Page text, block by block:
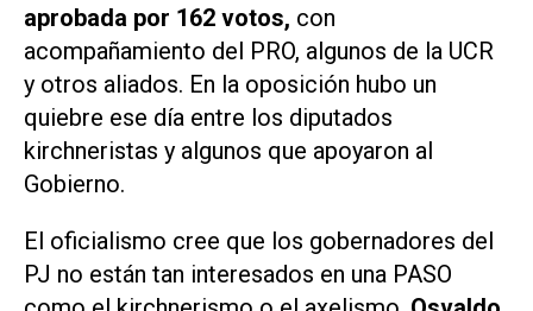
aprobada por 162 votos, con
acompañamiento del PRO, algunos de la UCR
y otros aliados. En la oposición hubo un
quiebre ese día entre los diputados
kirchneristas y algunos que apoyaron al
Gobierno.
El oficialismo cree que los gobernadores del
PJ no están tan interesados en una PASO